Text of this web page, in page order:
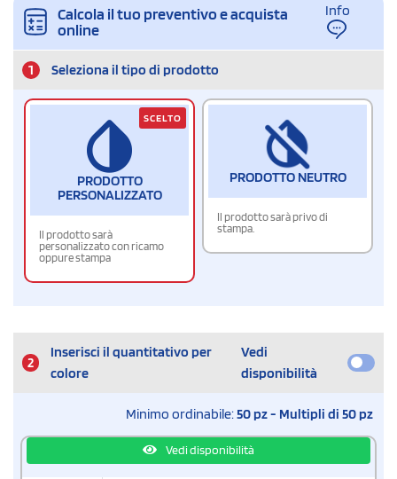
Calcola il tuo preventivo e acquista
online
Info
1 Seleziona il tipo di prodotto
PRODOTTO
PERSONALIZZATO
Il prodotto sarà
personalizzato con ricamo
oppure stampa
SCELTO
PRODOTTO NEUTRO
Il prodotto sarà privo di
stampa.
2
Inserisci il quantitativo per
colore
Vedi
disponibilità
Minimo ordinabile:50 pz - Multipli di 50 pz
Vedi disponibilità